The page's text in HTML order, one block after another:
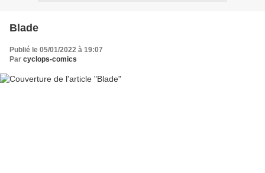
Blade
Publié le 05/01/2022 à 19:07
Par cyclops-comics